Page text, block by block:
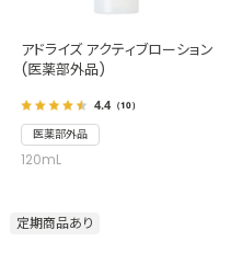
アドライズ アクティブローション
(医薬部外品)
4.4 （10）
医薬部外品
120mL
定期商品あり